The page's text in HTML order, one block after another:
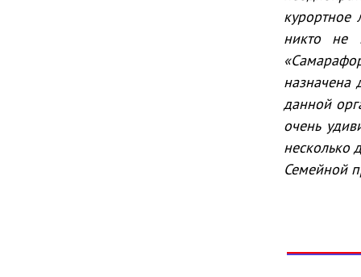
никто не
назначена
данной
очень
несколько
Семейной